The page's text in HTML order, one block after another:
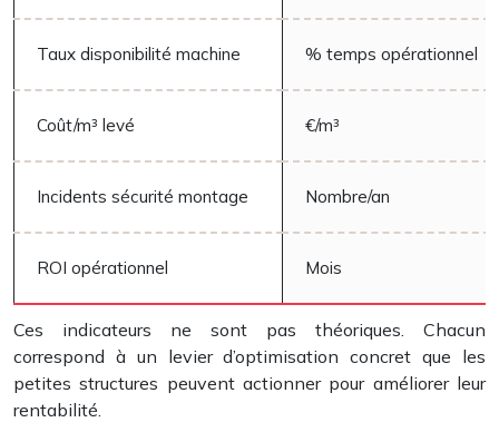
Taux disponibilité machine % temps opérationnel
Coût/m³ levé €/m³
Incidents sécurité montage Nombre/an
ROI opérationnel Mois
Ces indicateurs ne sont pas théoriques. Chacun
correspond à un levier d’optimisation concret que les
petites structures peuvent actionner pour améliorer leur
rentabilité.